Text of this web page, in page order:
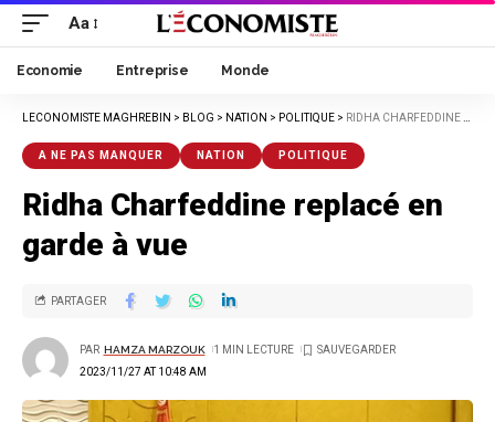
Aa
Economie Entreprise Monde
LECONOMISTE MAGHREBIN > BLOG > NATION > POLITIQUE > RIDHA CHARFEDDINE REPLACÉ EN GARDE À VUE
A NE PAS MANQUER NATION POLITIQUE
Ridha Charfeddine replacé en
garde à vue
2023/11/27 AT 10:48 AM
PAR HAMZA MARZOUK 1 MIN LECTURE
PARTAGER